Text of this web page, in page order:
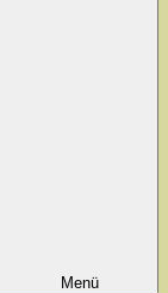
Menü